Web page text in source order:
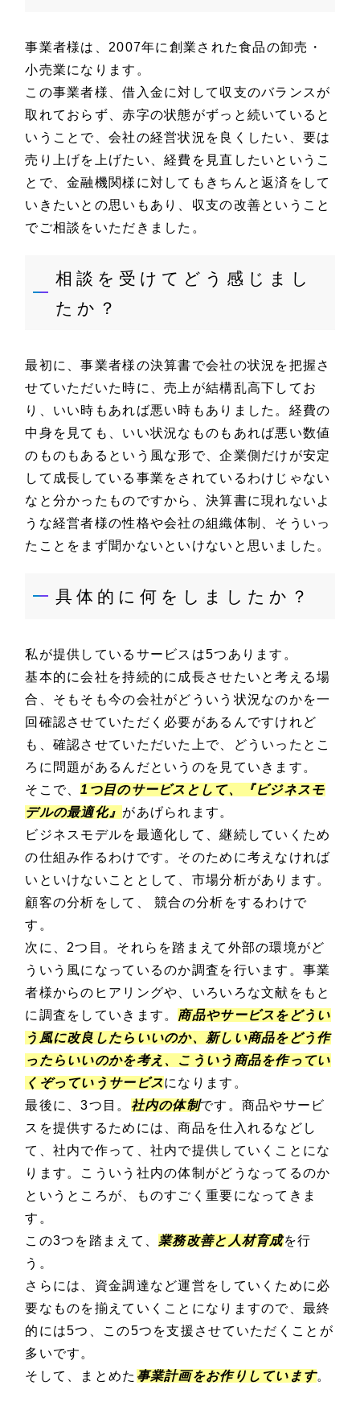
事業者様は、2007年に創業された食品の卸売・
小売業になります。
この事業者様、借入金に対して収支のバランスが
取れておらず、赤字の状態がずっと続いていると
いうことで、会社の経営状況を良くしたい、要は
売り上げを上げたい、経費を見直したいというこ
とで、金融機関様に対してもきちんと返済をして
いきたいとの思いもあり、収支の改善ということ
でご相談をいただきました。
相談を受けてどう感じまし
たか？
最初に、事業者様の決算書で会社の状況を把握さ
せていただいた時に、売上が結構乱高下してお
り、いい時もあれば悪い時もありました。経費の
中身を見ても、いい状況なものもあれば悪い数値
のものもあるという風な形で、企業側だけが安定
して成長している事業をされているわけじゃない
なと分かったものですから、決算書に現れないよ
うな経営者様の性格や会社の組織体制、そういっ
たことをまず聞かないといけないと思いました。
具体的に何をしましたか？
私が提供しているサービスは5つあります。
基本的に会社を持続的に成長させたいと考える場
合、そもそも今の会社がどういう状況なのかを一
回確認させていただく必要があるんですけれど
も、確認させていただいた上で、どういったとこ
ろに問題があるんだというのを見ていきます。
そこで、1つ目のサービスとして、『ビジネスモ
デルの最適化』 があげられます。
ビジネスモデルを最適化して、継続していくため
の仕組み作るわけです。そのために考えなければ
いといけないこととして、市場分析があります。
顧客の分析をして、 競合の分析をするわけで
す。
次に、2つ目。それらを踏まえて外部の環境がど
ういう風になっているのか調査を行います。事業
者様からのヒアリングや、いろいろな文献をもと
に調査をしていきます。 商品やサービスをどうい
う風に改良したらいいのか、新しい商品をどう作
ったらいいのかを考え、こういう商品を作ってい
くぞっていうサービスになります。
最後に、3つ目。 社内の体制です。商品やサービ
スを提供するためには、商品を仕入れるなどし
て、社内で作って、社内で提供していくことにな
ります。こういう社内の体制がどうなってるのか
というところが、ものすごく重要になってきま
す。
この3つを踏まえて、 業務改善と人材育成を行
う。
さらには、資金調達など運営をしていくために必
要なものを揃えていくことになりますので、最終
的には5つ、この5つを支援させていただくことが
多いです。
そして、まとめた 事業計画をお作りしています。